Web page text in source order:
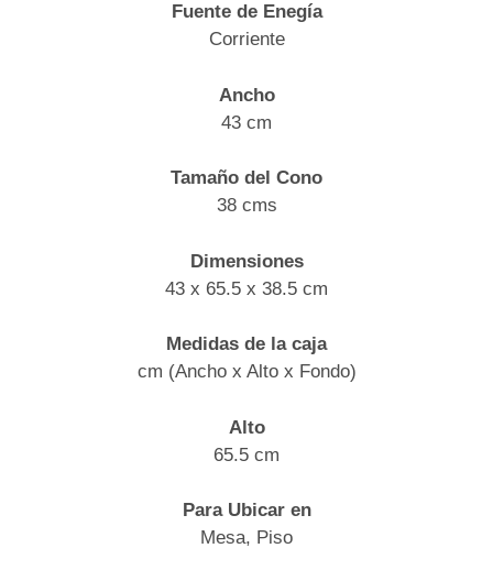
Fuente de Enegía
Corriente
Ancho
43 cm
Tamaño del Cono
38 cms
Dimensiones
43 x 65.5 x 38.5 cm
Medidas de la caja
cm (Ancho x Alto x Fondo)
Alto
65.5 cm
Para Ubicar en
Mesa, Piso